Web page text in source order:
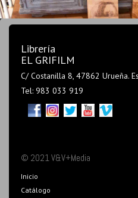
Librería
EL GRIFILM
C/ Costanilla 8, 47862 Urueña.
Tel: 983 033 919
© 2021 V&V+Media
Inicio
Catálogo